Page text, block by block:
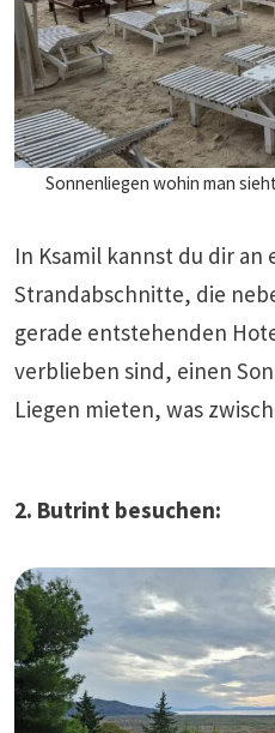
Sonnenliegen wohin man
In Ksamil kannst du dir an
Strandabschnitte, die
gerade entstehenden
verblieben sind, einen
Liegen mieten, was
2. Butrint besuchen: